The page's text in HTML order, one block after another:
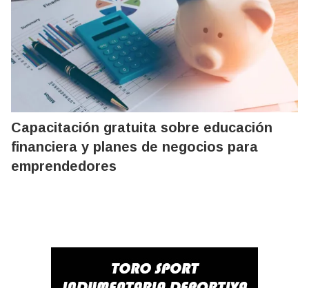
Capacitación gratuita sobre educación
financiera y planes de negocios para
emprendedores